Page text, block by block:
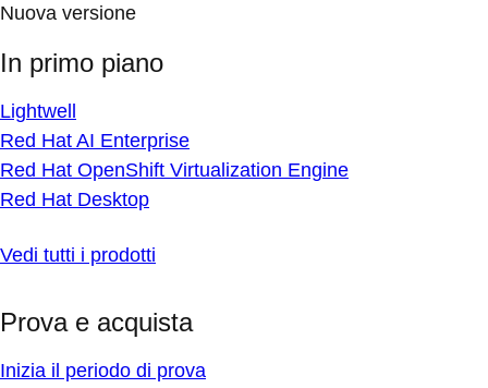
Nuova versione
In primo piano
Lightwell
Red Hat AI Enterprise
Red Hat OpenShift Virtualization Engine
Red Hat Desktop
Vedi tutti i prodotti
Prova e acquista
Inizia il periodo di prova